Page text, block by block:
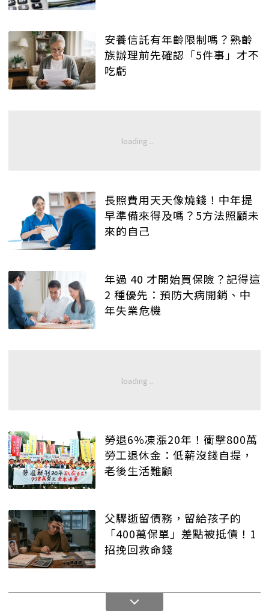
安養信託有年齡限制嗎？熟齡
族辦理前先確認「5件事」才不
吃虧
長照費用天天像燒錢！中年提
早準備來得及嗎？5方法照顧未
來的自己
年過 40 才開始買保險？記得這
2 種優先：預防大病開銷、中
年失業危機
勞退6%凍漲20年！衝擊800萬
勞工退休金：低薪沒錢自提，
老後生活難顧
父驟逝留債務，留給孩子的
「400萬保單」差點被抵債！1
招挽回救命錢